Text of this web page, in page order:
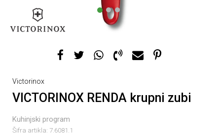
1 2 3
Victorinox
VICTORINOX RENDA krupni zubi
Kuhinjski program
Šifra artikla: 7.6081.1